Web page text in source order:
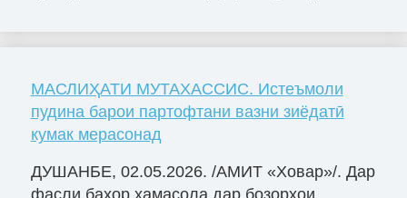
МАСЛИҲАТИ МУТАХАССИС. Истеъмоли
пудина барои партофтани вазни зиёдатӣ
кумак мерасонад
ДУШАНБЕ, 02.05.2026. /АМИТ «Ховар»/. Дар